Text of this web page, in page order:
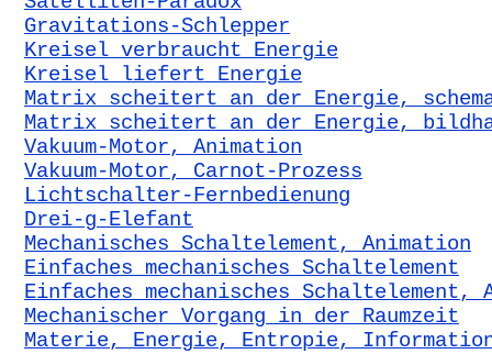
Gravitations-Schlepper
Kreisel verbraucht Energie
Kreisel liefert Energie
Matrix scheitert an der Energie,
Matrix scheitert an der Energie,
Vakuum-Motor, Animation
Vakuum-Motor, Carnot-Prozess
Lichtschalter-Fernbedienung
Drei-g-Elefant
Mechanisches Schaltelement, Animation
Einfaches mechanisches Schaltelement
Einfaches mechanisches Schaltelement,
Mechanischer Vorgang in der Raumzeit
Materie, Energie, Entropie,